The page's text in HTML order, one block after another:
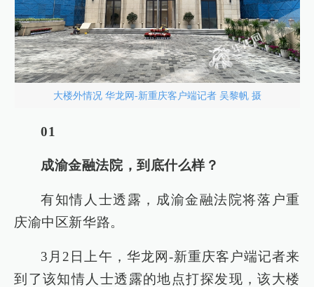
大楼外情况 华龙网-新重庆客户端记者 吴黎帆 摄
01
成渝金融法院，到底什么样？
有知情人士透露，成渝金融法院将落户重
庆渝中区新华路。
3月2日上午，华龙网-新重庆客户端记者来
到了该知情人士透露的地点打探发现，该大楼